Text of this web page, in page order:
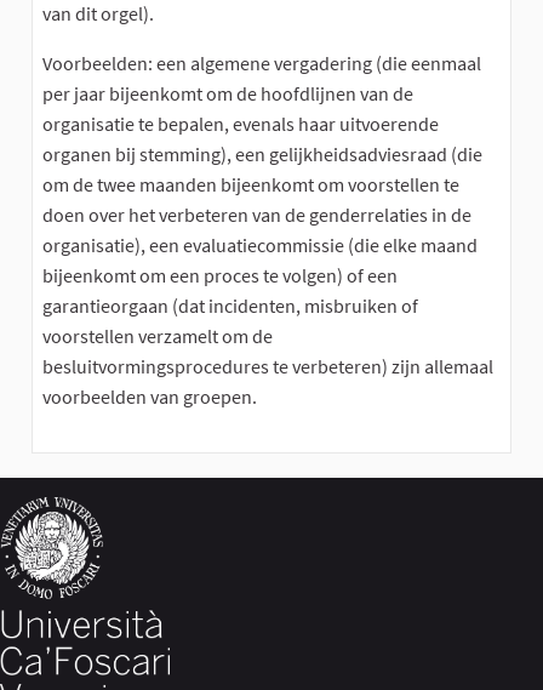
van dit orgel).
Voorbeelden: een algemene vergadering (die eenmaal
per jaar bijeenkomt om de hoofdlijnen van de
organisatie te bepalen, evenals haar uitvoerende
organen bij stemming), een gelijkheidsadviesraad (die
om de twee maanden bijeenkomt om voorstellen te
doen over het verbeteren van de genderrelaties in de
organisatie), een evaluatiecommissie (die elke maand
bijeenkomt om een ​​proces te volgen) of een
garantieorgaan (dat incidenten, misbruiken of
voorstellen verzamelt om de
besluitvormingsprocedures te verbeteren) zijn allemaal
voorbeelden van groepen.